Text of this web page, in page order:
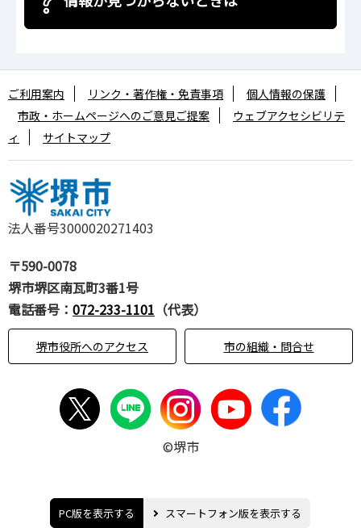
法人番号3000020271403
〒590-0078
堺市堺区南瓦町3番1号
電話番号： 072-233-1101 （代表）
堺市役所へのアクセス 市の組織・問合せ
ご利用案内 リンク・著作権・免責事項
個人情報の保護
市政・ホームページへのご意見ご提案
ウェブアクセシビリテ
ィ
サイトマップ
©堺市
PC版を表示する スマートフォン版を表示する